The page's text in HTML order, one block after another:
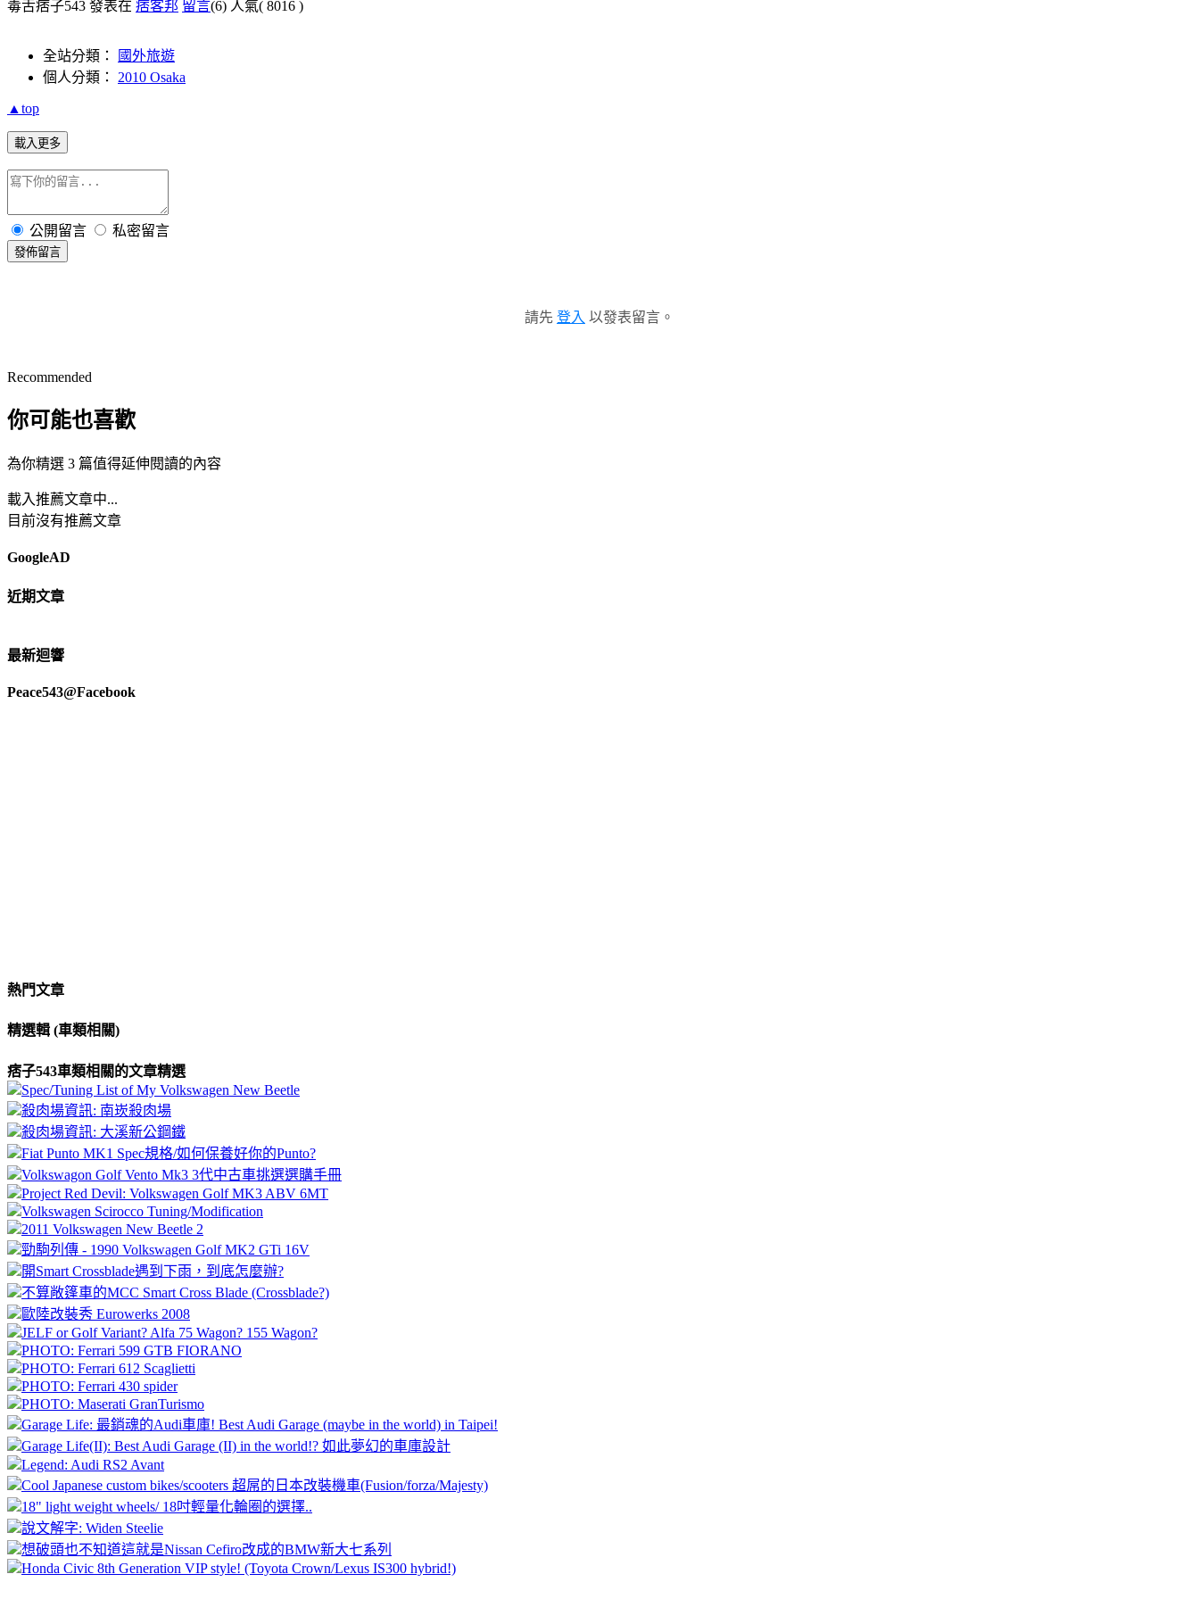
毒舌痞子543 發表在 痞客邦 留言(6) 人氣( 8016 )
全站分類：
國外旅遊
個人分類： 2010 Osaka
▲top
載入更多
公開留言 私密留言
發佈留言
請先 登入 以發表留言。
Recommended
你可能也喜歡
為你精選 3 篇值得延伸閱讀的內容
載入推薦文章中...
目前沒有推薦文章
GoogleAD
近期文章
最新迴響
Peace543@Facebook
熱門文章
精選輯 (車類相關)
痞子543車類相關的文章精選
Spec/Tuning List of My Volkswagen New Beetle
殺肉場資訊: 南崁殺肉場
殺肉場資訊: 大溪新公鋼鐵
Fiat Punto MK1 Spec規格/如何保養好你的Punto?
Volkswagon Golf Vento Mk3 3代中古車挑選選購手冊
Project Red Devil: Volkswagen Golf MK3 ABV 6MT
Volkswagen Scirocco Tuning/Modification
2011 Volkswagen New Beetle 2
勁駒列傳 - 1990 Volkswagen Golf MK2 GTi 16V
開Smart Crossblade遇到下雨，到底怎麼辦?
不算敞篷車的MCC Smart Cross Blade (Crossblade?)
歐陸改裝秀 Eurowerks 2008
JELF or Golf Variant? Alfa 75 Wagon? 155 Wagon?
PHOTO: Ferrari 599 GTB FIORANO
PHOTO: Ferrari 612 Scaglietti
PHOTO: Ferrari 430 spider
PHOTO: Maserati GranTurismo
Garage Life: 最銷魂的Audi車庫! Best Audi Garage (maybe in the world) in Taipei!
Garage Life(II): Best Audi Garage (II) in the world!? 如此夢幻的車庫設計
Legend: Audi RS2 Avant
Cool Japanese custom bikes/scooters 超屌的日本改裝機車(Fusion/forza/Majesty)
18" light weight wheels/ 18吋輕量化輪圈的選擇..
說文解字: Widen Steelie
想破頭也不知道這就是Nissan Cefiro改成的BMW新大七系列
Honda Civic 8th Generation VIP style! (Toyota Crown/Lexus IS300 hybrid!)